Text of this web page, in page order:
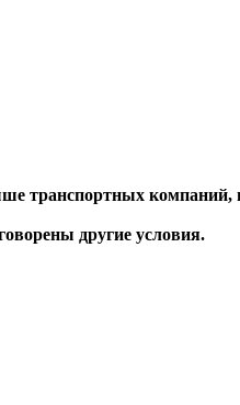
транспортных компаний,
другие условия.